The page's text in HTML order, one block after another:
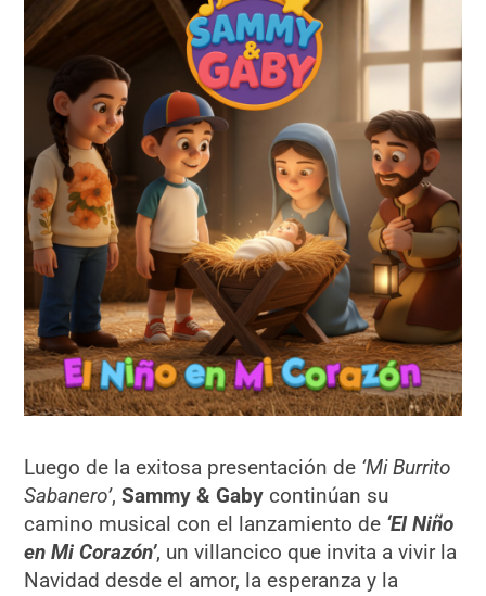
Luego de la exitosa presentación de ‘Mi Burrito
Sabanero’,Sammy & Gaby continúan su
camino musical con el lanzamiento de ‘El Niño
en Mi Corazón’, un villancico que invita a vivir la
Navidad desde el amor, la esperanza y la